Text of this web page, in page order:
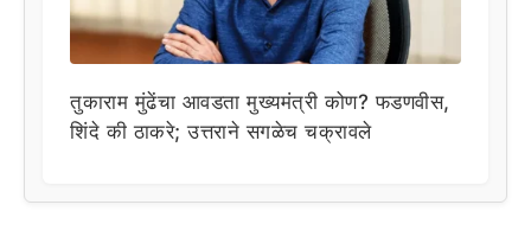
तुकाराम मुंढेंचा आवडता मुख्यमंत्री कोण? फडणवीस,
शिंदे की ठाकरे; उत्तराने सगळेच चक्रावले